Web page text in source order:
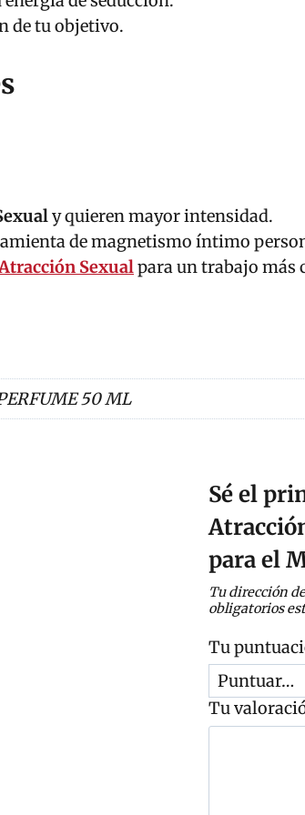
de tu objetivo.
y quieren mayor intensidad.
de magnetismo íntimo
Sexualpara un trabajo más
50 ML
Sé el
para el
Tu dirección
obligatorios
Tu
Tu